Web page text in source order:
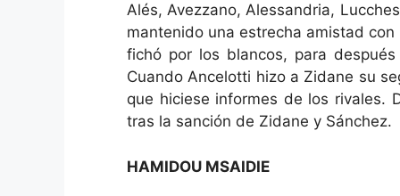
Alés, Avezzano, Alessandria,
mantenido una estrecha amistad
fichó por los blancos, para
Cuando Ancelotti hizo a Zidane su
que hiciese informes de los rivales.
tras la sanción de Zidane y Sánchez.
HAMIDOU MSAIDIE